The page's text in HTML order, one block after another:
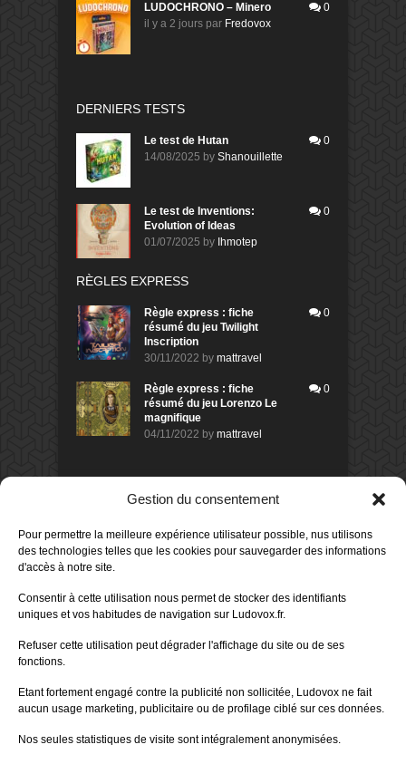
Gestion du consentement
Pour permettre la meilleure expérience utilisateur possible, nus utilisons
des technologies telles que les cookies pour sauvegarder des informations
d'accès à notre site.
Consentir à cette utilisation nous permet de stocker des identifiants
uniques et vos habitudes de navigation sur Ludovox.fr.
Refuser cette utilisation peut dégrader l'affichage du site ou de ses
fonctions.
Etant fortement engagé contre la publicité non sollicitée, Ludovox ne fait
aucun usage marketing, publicitaire ou de profilage ciblé sur ces données.
Nos seules statistiques de visite sont intégralement anonymisées.
LUDOCHRONO – Minero
il y a 2 jours par Fredovox
0
DERNIERS TESTS
Le test de Hutan
14/08/2025 by Shanouillette
0
Le test de Inventions:
Evolution of Ideas
01/07/2025 by Ihmotep
0
RÈGLES EXPRESS
Règle express : fiche
résumé du jeu Twilight
Inscription
30/11/2022 by mattravel
0
Règle express : fiche
résumé du jeu Lorenzo Le
magnifique
04/11/2022 by mattravel
0
DERNIERS AVIS DES MEMBRES
Avis de morlockbob
Sur le jeu Collect!
il y a 18 heures
Avis demorlockbob
Sur le jeu Detective Box - Ciao
Publié leil y a 2 jours
80%
Sur le jeu Detective Box - Ciao
Bella